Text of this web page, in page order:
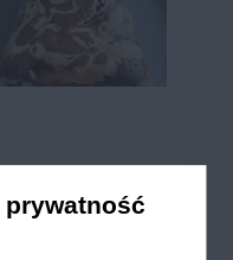
prywatność